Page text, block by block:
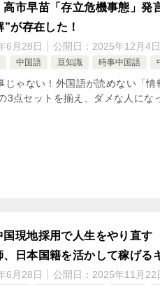
高市早苗「存立危機事態」
が存在した！
6月28日 公開日： 2025年12月4日
中国語 豆知識 時事中国語
じゃない！外国語が読めない「
3点セットを揃え、ダメな人に
国現地採用で人生をやり直
、日本国籍を活かして稼げる
6月28日 公開日： 2025年11月22